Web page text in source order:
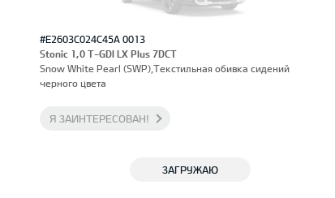
#E2603C024C45A 0013
Stonic 1,0 T-GDI LX Plus 7DCT
Snow White Pearl (SWP),Текстильная обивка сидений
черного цвета
Я ЗАИНТЕРЕСОВАН!
ЗАГРУЖАЮ